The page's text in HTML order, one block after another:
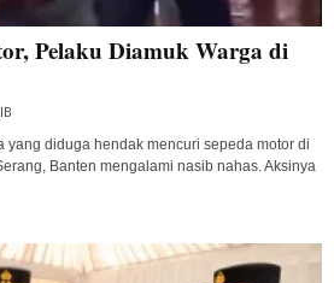
Pelaku Diamuk Warga di
yang diduga hendak mencuri sepeda motor di
Banten mengalami nasib nahas. Aksinya